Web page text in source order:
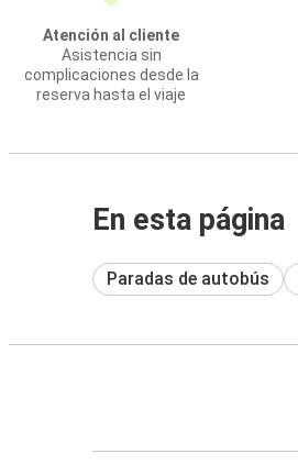
Atención al cliente
Asistencia sin
complicaciones desde la
reserva hasta el viaje
En esta página
Paradas de autobús